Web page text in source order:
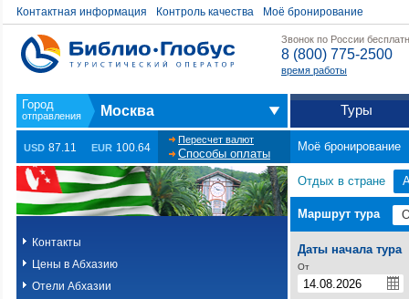
Контактная информация Контроль качества Моё бронирование
Звонок по России
8 (800) 775-2500
время работы
Москва Туры
USD 87.11 EUR 100.64
Пересчет валют
Способы оплаты
Моё бронирование
Контакты
Цены в Абхазию
Отели Абхазии
Отдых в стране
Маршрут тура
Даты начала тура
От